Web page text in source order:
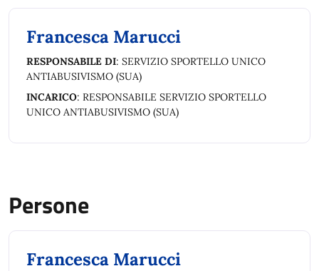
Francesca Marucci
RESPONSABILE DI: SERVIZIO SPORTELLO UNICO
ANTIABUSIVISMO (SUA)
INCARICO: RESPONSABILE SERVIZIO SPORTELLO
UNICO ANTIABUSIVISMO (SUA)
Persone
Francesca Marucci